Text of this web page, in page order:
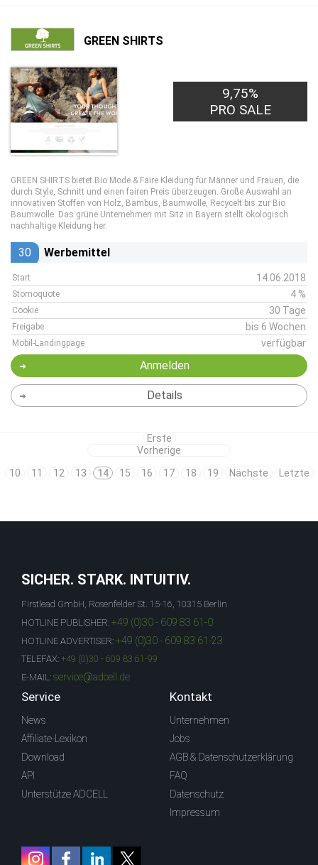
GREEN SHIRTS
9,75%
PRO SALE
GREEN SHIRTS bietet Bio Mode & Faire Kleidung für Männer und Frauen, die
durch Style, Schnitt und einen fairen Preis überzeugen. Große Auswahl an
innovativen Stoffen von Holz, Bambus, Baumwolle, Recycelt bis zur Bio
Baumwolle. Das grüne Unternehmen mit Sitz in Bayern stellt ökologisch
nachhaltige Kleidung her.
30 Werbemittel
Start 14.06.2018
Stornoquote 4 %
Cookie 30 Tage
Freigabe bis 6 Wochen
Mobil-Landingpage verfügbar
Anmelden
Details
Erste
Vorherige
10
11 12 13 14 15 16 17 18 19 Nächste Letzte
SICHER. STARK. INTUITIV.
Firstlead GmbH, Rosenfelder St. 15-16, 10315 Berlin
HOTLINE PUBLISHER: +49 (0)30 - 609 83 61-0
HOTLINE ADVERTISER: +49 (0)30 - 609 83 61-23
TELEFAX: +49 (0)30 - 609 83 61-99
E-MAIL: service@adcell.de
Service
News
Affiliate-Lexikon
Download
API
Unterstütze ADCELL
Kontakt
Unternehmen
Jobs
AGB & Datenschutzerklärung
FAQ
Datenschutz
Impressum